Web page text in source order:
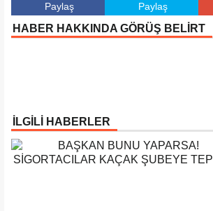
Paylaş Paylaş
HABER HAKKINDA GÖRÜŞ BELİRT
İLGİLİ HABERLER